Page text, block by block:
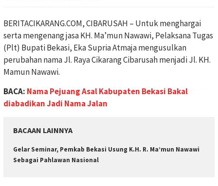
BERITACIKARANG.COM, CIBARUSAH – Untuk menghargai
serta mengenang jasa KH. Ma’mun Nawawi, Pelaksana Tugas
(Plt) Bupati Bekasi, Eka Supria Atmaja mengusulkan
perubahan nama Jl. Raya Cikarang Cibarusah menjadi Jl. KH.
Mamun Nawawi.
BACA: Nama Pejuang Asal Kabupaten Bekasi Bakal
diabadikan Jadi Nama Jalan
BACAAN LAINNYA
Gelar Seminar, Pemkab Bekasi Usung K.H. R. Ma’mun Nawawi
Sebagai Pahlawan Nasional